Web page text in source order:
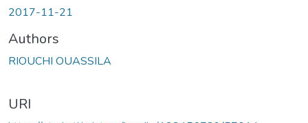
2017-11-21
Authors
RIOUCHI OUASSILA
URI